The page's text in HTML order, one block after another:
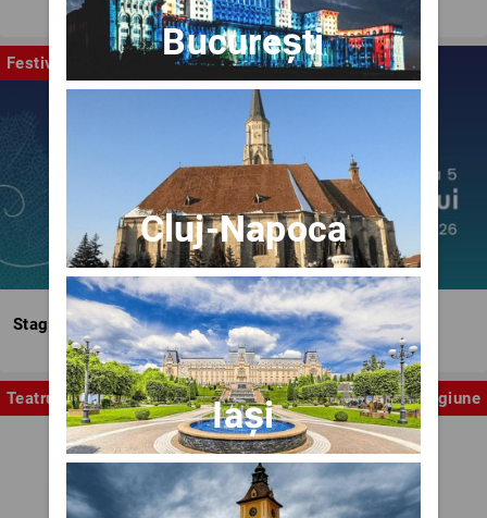
Festival
Stagiunea Estivală a Artelor Spectacolului
Teatru Stagiune
București
Cluj-Napoca
Iași